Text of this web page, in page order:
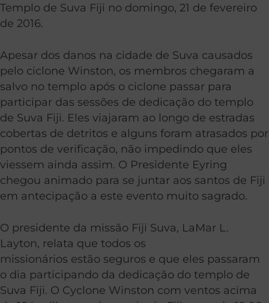
Templo de Suva Fiji no domingo, 21 de fevereiro
de 2016.
Apesar dos danos na cidade de Suva causados
pelo ciclone Winston, os membros chegaram a
salvo no templo após o ciclone passar para
participar das sessões de dedicação do templo
de Suva Fiji. Eles viajaram ao longo de estradas
cobertas de detritos e alguns foram atrasados por
pontos de verificação, não impedindo que eles
viessem ainda assim. O Presidente Eyring
chegou animado para se juntar aos santos de Fiji
em antecipação a este evento muito sagrado.
O presidente da missão Fiji Suva, LaMar L.
Layton, relata que todos os
missionários estão seguros e que eles passaram
o dia participando da dedicação do templo de
Suva Fiji. O Cyclone Winston com ventos acima